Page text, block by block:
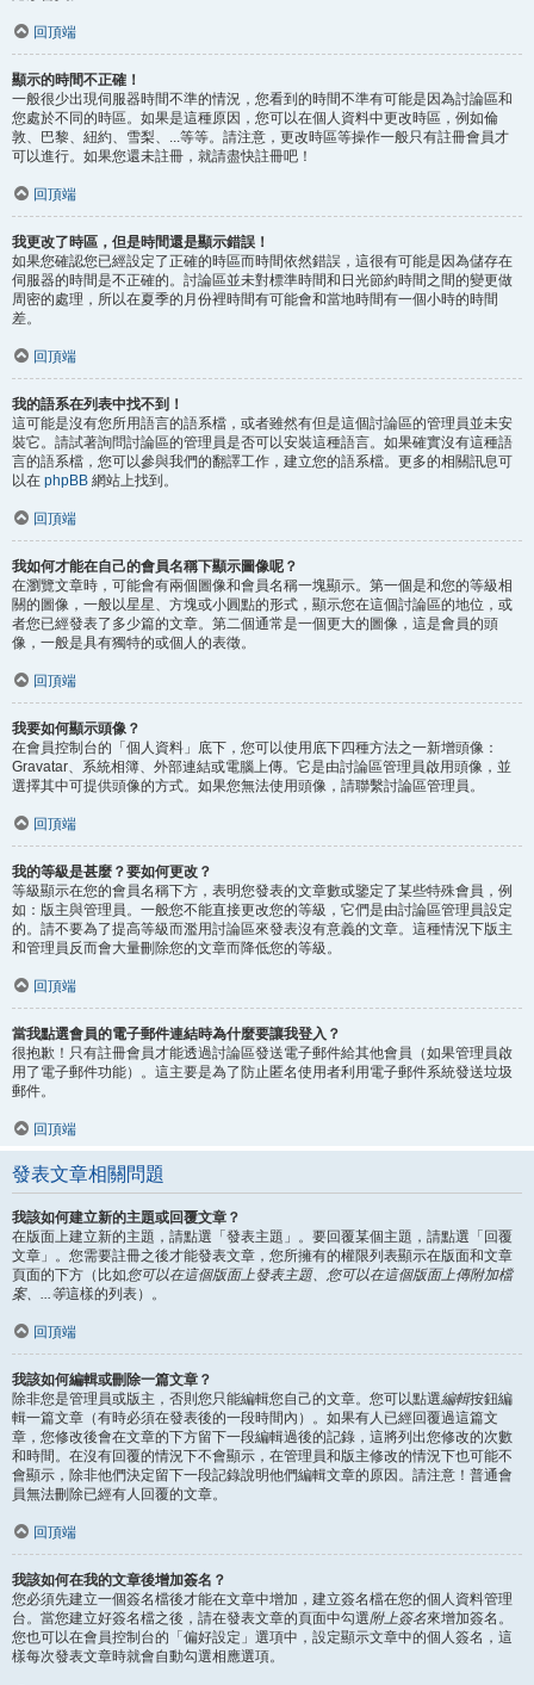
回頂端
顯示的時間不正確！
一般很少出現伺服器時間不準的情況，您看到的時間不準有可能是因為討論區和
您處於不同的時區。如果是這種原因，您可以在個人資料中更改時區，例如倫
敦、巴黎、紐約、雪梨、...等等。請注意，更改時區等操作一般只有註冊會員才
可以進行。如果您還未註冊，就請盡快註冊吧！
回頂端
我更改了時區，但是時間還是顯示錯誤！
如果您確認您已經設定了正確的時區而時間依然錯誤，這很有可能是因為儲存在
伺服器的時間是不正確的。討論區並未對標準時間和日光節約時間之間的變更做
周密的處理，所以在夏季的月份裡時間有可能會和當地時間有一個小時的時間
差。
回頂端
我的語系在列表中找不到！
這可能是沒有您所用語言的語系檔，或者雖然有但是這個討論區的管理員並未安
裝它。請試著詢問討論區的管理員是否可以安裝這種語言。如果確實沒有這種語
言的語系檔，您可以參與我們的翻譯工作，建立您的語系檔。更多的相關訊息可
以在 phpBB 網站上找到。
回頂端
我如何才能在自己的會員名稱下顯示圖像呢？
在瀏覽文章時，可能會有兩個圖像和會員名稱一塊顯示。第一個是和您的等級相
關的圖像，一般以星星、方塊或小圓點的形式，顯示您在這個討論區的地位，或
者您已經發表了多少篇的文章。第二個通常是一個更大的圖像，這是會員的頭
像，一般是具有獨特的或個人的表徵。
回頂端
我要如何顯示頭像？
在會員控制台的「個人資料」底下，您可以使用底下四種方法之一新增頭像：
Gravatar、系統相簿、外部連結或電腦上傳。它是由討論區管理員啟用頭像，並
選擇其中可提供頭像的方式。如果您無法使用頭像，請聯繫討論區管理員。
回頂端
我的等級是甚麼？要如何更改？
等級顯示在您的會員名稱下方，表明您發表的文章數或鑒定了某些特殊會員，例
如：版主與管理員。一般您不能直接更改您的等級，它們是由討論區管理員設定
的。請不要為了提高等級而濫用討論區來發表沒有意義的文章。這種情況下版主
和管理員反而會大量刪除您的文章而降低您的等級。
回頂端
當我點選會員的電子郵件連結時為什麼要讓我登入？
很抱歉！只有註冊會員才能透過討論區發送電子郵件給其他會員（如果管理員啟
用了電子郵件功能）。這主要是為了防止匿名使用者利用電子郵件系統發送垃圾
郵件。
回頂端
發表文章相關問題
我該如何建立新的主題或回覆文章？
在版面上建立新的主題，請點選「發表主題」。要回覆某個主題，請點選「回覆
文章」。您需要註冊之後才能發表文章，您所擁有的權限列表顯示在版面和文章
頁面的下方（比如您可以在這個版面上發表主題、您可以在這個版面上傳附加檔
案、...等這樣的列表）。
回頂端
我該如何編輯或刪除一篇文章？
除非您是管理員或版主，否則您只能編輯您自己的文章。您可以點選編輯按鈕編
輯一篇文章（有時必須在發表後的一段時間內）。如果有人已經回覆過這篇文
章，您修改後會在文章的下方留下一段編輯過後的記錄，這將列出您修改的次數
和時間。在沒有回覆的情況下不會顯示，在管理員和版主修改的情況下也可能不
會顯示，除非他們決定留下一段記錄說明他們編輯文章的原因。請注意！普通會
員無法刪除已經有人回覆的文章。
回頂端
我該如何在我的文章後增加簽名？
您必須先建立一個簽名檔後才能在文章中增加，建立簽名檔在您的個人資料管理
台。當您建立好簽名檔之後，請在發表文章的頁面中勾選附上簽名來增加簽名。
您也可以在會員控制台的「偏好設定」選項中，設定顯示文章中的個人簽名，這
樣每次發表文章時就會自動勾選相應選項。